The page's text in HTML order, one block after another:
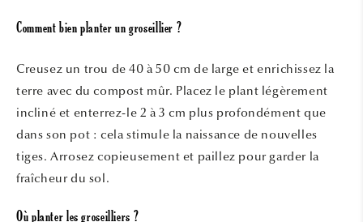
Comment bien planter un groseillier ?
Creusez un trou de 40 à 50 cm de large et enrichissez la
terre avec du compost mûr. Placez le plant légèrement
incliné et enterrez-le 2 à 3 cm plus profondément que
dans son pot : cela stimule la naissance de nouvelles
tiges. Arrosez copieusement et paillez pour garder la
fraîcheur du sol.